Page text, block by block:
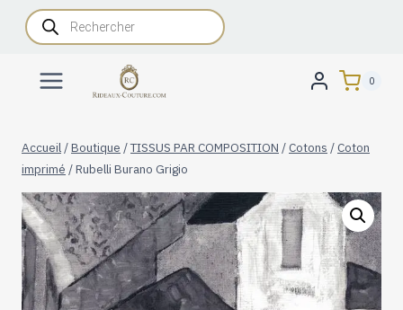
AllerRecherche
de
produits
0
Accueil /Boutique /TISSUS PAR COMPOSITION /Cotons /Coton
imprimé /Rubelli Burano Grigio